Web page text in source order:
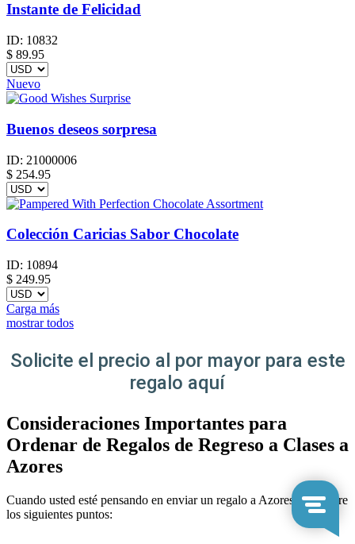
Instante de Felicidad
ID: 10832
$ 89.95
Nuevo
Buenos deseos sorpresa
ID: 21000006
$ 254.95
Colección Caricias Sabor Chocolate
ID: 10894
$ 249.95
Carga más
mostrar todos
Solicite el precio al por mayor para este
regalo aquí
Consideraciones Importantes para
Ordenar de Regalos de Regreso a Clases a
Azores
Cuando usted esté pensando en enviar un regalo a Azores, considere
los siguientes puntos: